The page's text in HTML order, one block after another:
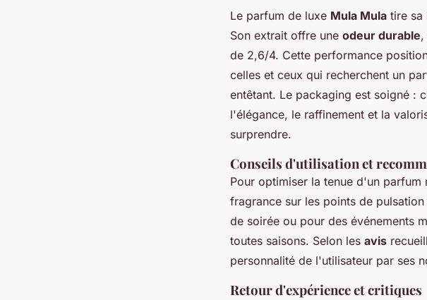
Le parfum de luxe Mula Mula tire sa
Son extrait offre une odeur durable,
de 2,6/4. Cette performance
celles et ceux qui recherchent un
entêtant. Le packaging est soigné :
l'élégance, le raffinement et la
surprendre.
Conseils d'utilisation et
Pour optimiser la tenue d'un
fragrance sur les points de
de soirée ou pour des événements
toutes saisons. Selon les avis
personnalité de l'utilisateur par ses
Retour d'expérience et critiques